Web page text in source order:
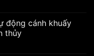
động cánh khuấy
thủy